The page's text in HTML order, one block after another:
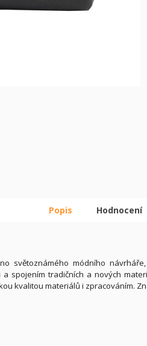
Popis Hodnocení
světoznámého módního
spojením tradičních a nových
kvalitou materiálů i zpracováním.